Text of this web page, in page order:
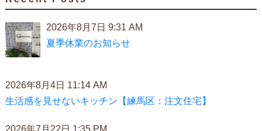
2026年8月7日 9:31 AM
夏季休業のお知らせ
2026年8月4日 11:14 AM
生活感を見せないキッチン【練馬区：注文住宅】
2026年7月22日 1:35 PM